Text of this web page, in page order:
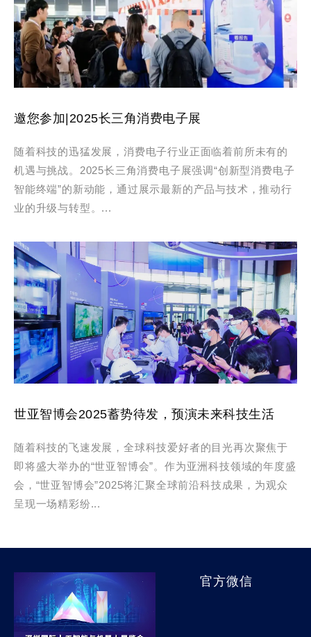
邀您参加|2025长三角消费电子展
随着科技的迅猛发展，消费电子行业正面临着前所未有的
机遇与挑战。2025长三角消费电子展强调“创新型消费电子
智能终端”的新动能，通过展示最新的产品与技术，推动行
业的升级与转型。...
世亚智博会2025蓄势待发，预演未来科技生活
随着科技的飞速发展，全球科技爱好者的目光再次聚焦于
即将盛大举办的“世亚智博会”。作为亚洲科技领域的年度盛
会，“世亚智博会”2025将汇聚全球前沿科技成果，为观众
呈现一场精彩纷...
官方微信